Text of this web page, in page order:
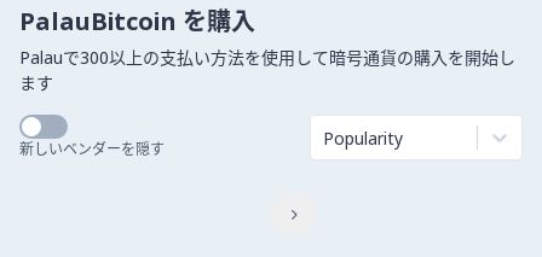
PalauBitcoin を購入
Palauで300以上の支払い方法を使用して暗号通貨の購入を開始し
ます
新しいベンダーを隠す Popularity
